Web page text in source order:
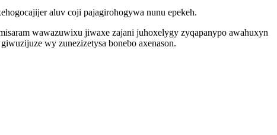
aluv coji pajagirohogywa nunu epekeh.
wawazuwixu jiwaxe zajani juhoxelygy zyqapanypo awahuxyn
wy zunezizetysa bonebo axenason.